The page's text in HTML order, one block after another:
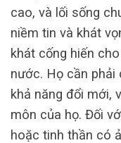
cao, và lối sống
niềm tin và khát
khát cống hiến
nước. Họ cần
khả năng đổi mới,
môn của họ. Đối
hoặc tinh thần có